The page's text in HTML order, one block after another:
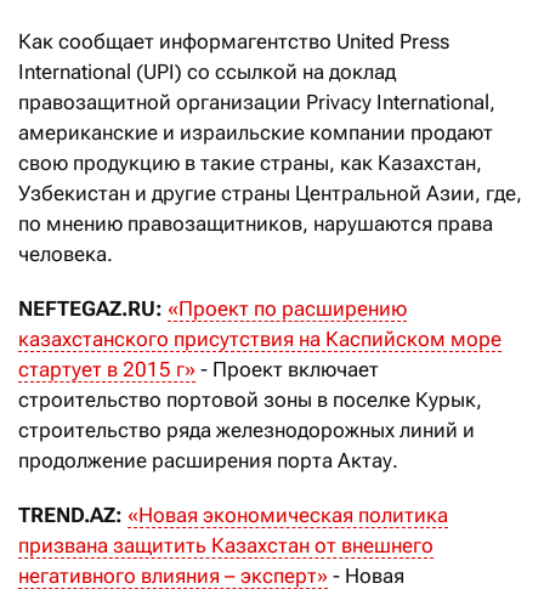
Как сообщает информагентство United Press
International (UPI) со ссылкой на доклад
правозащитной организации Privacy International,
американские и израильские компании продают
свою продукцию в такие страны, как Казахстан,
Узбекистан и другие страны Центральной Азии, где,
по мнению правозащитников, нарушаются права
человека.
NEFTEGAZ.RU: «Проект по расширению
казахстанского присутствия на Каспийском море
стартует в 2015 г» - Проект включает
строительство портовой зоны в поселке Курык,
строительство ряда железнодорожных линий и
продолжение расширения порта Актау.
TREND.AZ: «Новая экономическая политика
призвана защитить Казахстан от внешнего
негативного влияния – эксперт» - Новая